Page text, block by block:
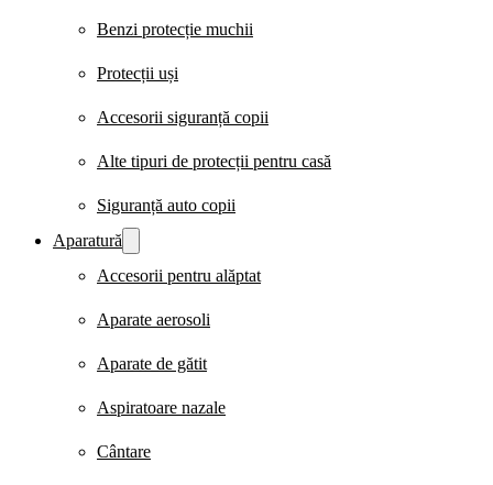
Benzi protecție muchii
Protecții uși
Accesorii siguranță copii
Alte tipuri de protecții pentru casă
Siguranță auto copii
Aparatură
Accesorii pentru alăptat
Aparate aerosoli
Aparate de gătit
Aspiratoare nazale
Cântare